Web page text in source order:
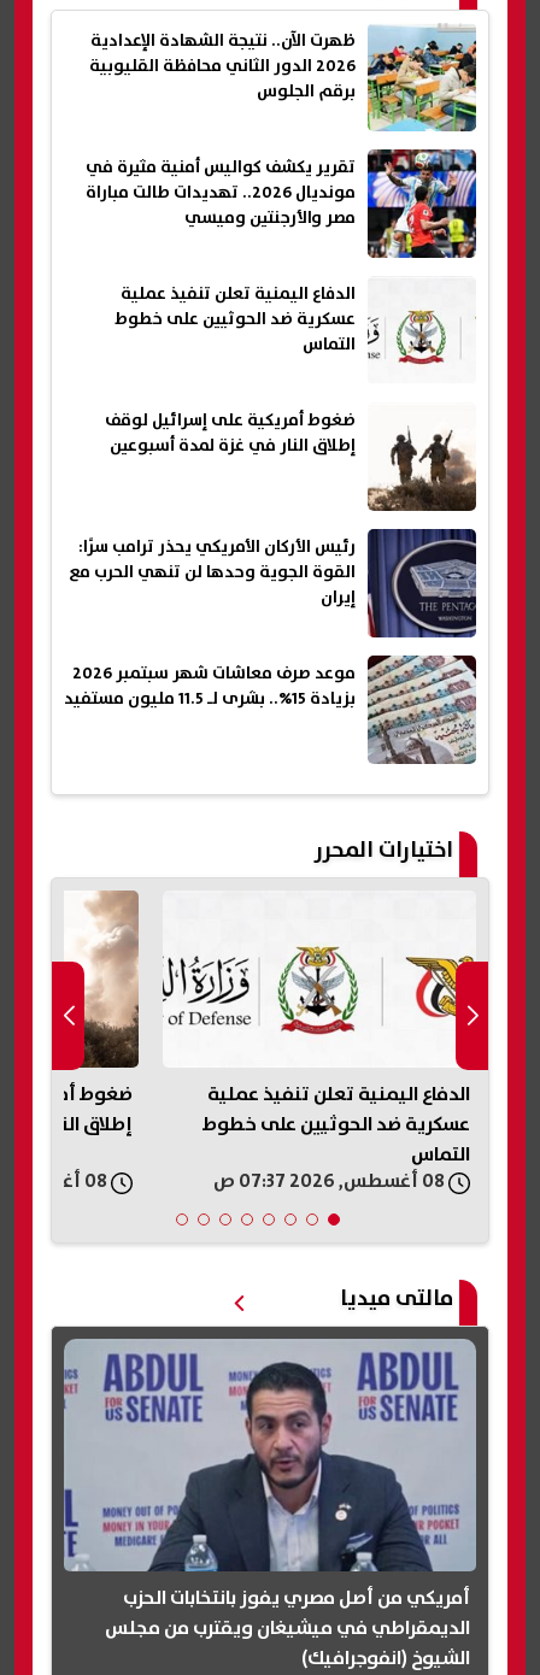
ظهرت الآن.. نتيجة الشهادة الإعدادية
2026 الدور الثاني محافظة القليوبية
برقم الجلوس
تقرير يكشف كواليس أمنية مثيرة في
مونديال 2026.. تهديدات طالت مباراة
مصر والأرجنتين وميسي
الدفاع اليمنية تعلن تنفيذ عملية
عسكرية ضد الحوثيين على خطوط
التماس
ضغوط أمريكية على إسرائيل لوقف
إطلاق النار في غزة لمدة أسبوعين
رئيس الأركان الأمريكي يحذر ترامب سرًا:
القوة الجوية وحدها لن تنهي الحرب مع
إيران
موعد صرف معاشات شهر سبتمبر 2026
بزيادة 15%.. بشرى لـ 11.5 مليون مستفيد
اختيارات المحرر
الدفاع اليمنية تعلن تنفيذ عملية
عسكرية ضد الحوثيين على خطوط
التماس
ضغوط أمريكية
إطلاق النار
مالتى ميديا
أمريكي من أصل مصري يفوز بانتخابات الحزب
الديمقراطي في ميشيغان ويقترب من مجلس
الشيوخ (انفوجرافيك)